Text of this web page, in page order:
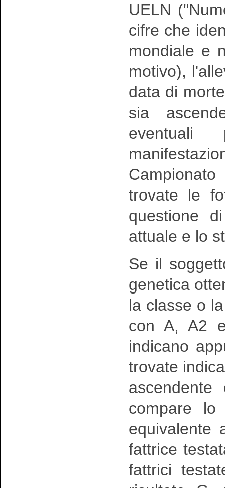
UELN (
cifre che
mondiale e
motivo),
data di
sia
trovate le
questione
attuale e lo
Se il
genetica
la classe o
con A, A2
indicano
trovate
compare
equivalente
fattrice
fattrici